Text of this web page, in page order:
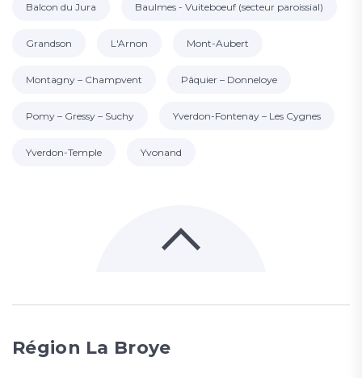
Balcon du Jura Baulmes - Vuiteboeuf (secteur paroissial)
Grandson L'Arnon Mont-Aubert
Montagny – Champvent Pâquier – Donneloye
Pomy – Gressy – Suchy Yverdon-Fontenay – Les Cygnes
Yverdon-Temple Yvonand
Région La Broye